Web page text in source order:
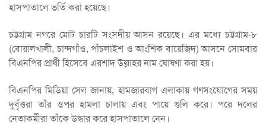
হাসপাতালে ভর্তি করা হয়েছে।
চট্টগ্রাম নগরে মোট চারটি সংসদীয় আসন রয়েছে। এর মধ্যে চট্টগ্রাম-৮
(বোয়ালখালী, চান্দগাঁও, পাঁচলাইশ ও আংশিক বায়েজিদ) আসনে সোমবার
বিএনপির প্রার্থী হিসেবে এরশাদ উল্লাহর নাম ঘোষণা করা হয়।
বিএনপির মিডিয়া সেল জানায়, হামজারবাগ এলাকায় গণসংযোগের সময়
দুর্বৃত্তরা তাঁর ওপর হামলা চালায় এবং পায়ে গুলি করে। পরে দলের
নেতাকর্মীরা তাঁকে উদ্ধার করে হাসপাতালে নেন।